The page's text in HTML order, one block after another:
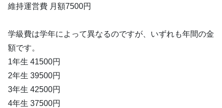
維持運営費 月額7500円
学級費は学年によって異なるのですが、いずれも年間の金
額です。
1年生 41500円
2年生 39500円
3年生 42500円
4年生 37500円